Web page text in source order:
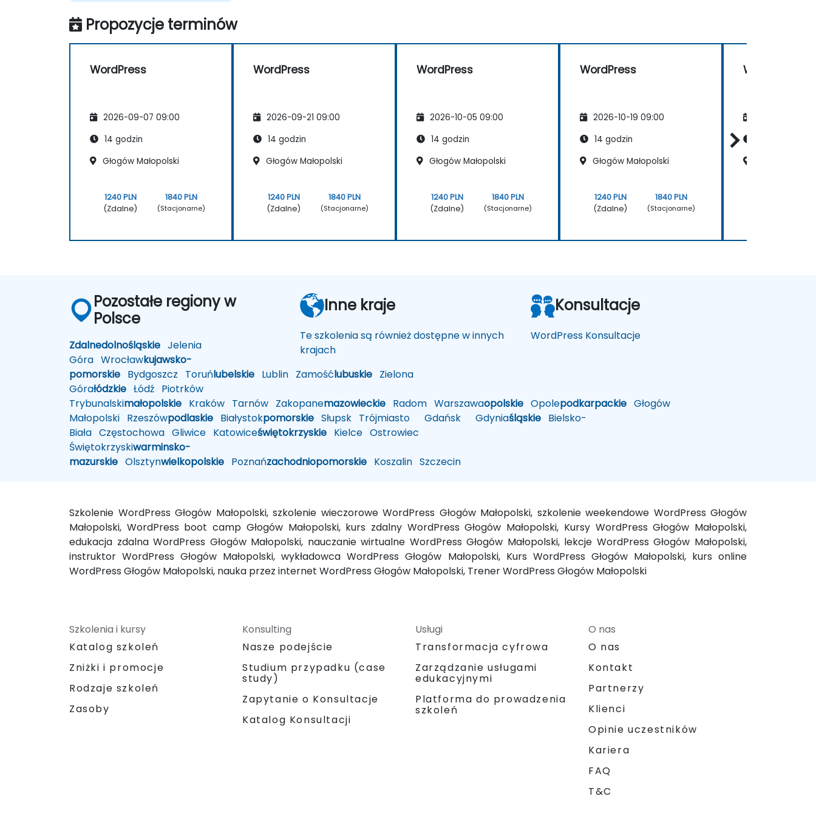
Propozycje terminów
WordPress
2026-09-07 09:00
14 godzin
Głogów Małopolski
1240 PLN
(Zdalne)
1840 PLN
(Stacjonarne)
WordPress
2026-09-21 09:00
14 godzin
Głogów Małopolski
1240 PLN
(Zdalne)
1840 PLN
(Stacjonarne)
WordPress
2026-10-05 09:00
14 godzin
Głogów Małopolski
1240 PLN
(Zdalne)
1840 PLN
(Stacjonarne)
WordPress
2026-10-19 09:00
14 godzin
Głogów Małopolski
1240 PLN
(Zdalne)
1840 PLN
(Stacjonarne)
WordPress
Pozostałe regiony w
Polsce
Zdalnedolnośląskie Jelenia
Góra Wrocławkujawsko-
pomorskie Bydgoszcz Toruńlubelskie Lublin Zamośćlubuskie Zielona
Górałódzkie Łódź Piotrków
Trybunalskimałopolskie Kraków Tarnów Zakopanemazowieckie Radom Warszawaopolskie Opolepodkarpackie Głogów
Małopolski Rzeszówpodlaskie Białystokpomorskie Słupsk Trójmiasto Gdańsk Gdyniaśląskie Bielsko-
Biała Częstochowa Gliwice Katowiceświętokrzyskie Kielce Ostrowiec
Świętokrzyskiwarminsko-
mazurskie Olsztynwielkopolskie Poznańzachodniopomorskie Koszalin Szczecin
Inne kraje
Te szkolenia są również dostępne w innych
krajach
Konsultacje
WordPress Konsultacje
Szkolenie WordPress Głogów Małopolski, szkolenie wieczorowe WordPress Głogów Małopolski, szkolenie weekendowe WordPress Głogów
Małopolski, WordPress boot camp Głogów Małopolski, kurs zdalny WordPress Głogów Małopolski, Kursy WordPress Głogów Małopolski,
edukacja zdalna WordPress Głogów Małopolski, nauczanie wirtualne WordPress Głogów Małopolski, lekcje WordPress Głogów Małopolski,
instruktor WordPress Głogów Małopolski, wykładowca WordPress Głogów Małopolski, Kurs WordPress Głogów Małopolski, kurs online
WordPress Głogów Małopolski, nauka przez internet WordPress Głogów Małopolski, Trener WordPress Głogów Małopolski
Szkolenia i kursy
Katalog szkoleń
Zniżki i promocje
Rodzaje szkoleń
Zasoby
Konsulting
Nasze podejście
Studium przypadku (case
study)
Zapytanie o Konsultacje
Katalog Konsultacji
Usługi
Transformacja cyfrowa
Zarządzanie usługami
edukacyjnymi
Platforma do prowadzenia
szkoleń
O nas
O nas
Kontakt
Partnerzy
Klienci
Opinie uczestników
Kariera
FAQ
T&C